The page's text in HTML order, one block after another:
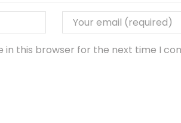
in this browser for the next time I